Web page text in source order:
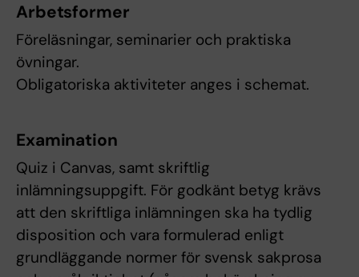
Arbetsformer
Föreläsningar, seminarier och praktiska
övningar.
Obligatoriska aktiviteter anges i schemat.
Examination
Quiz i Canvas, samt skriftlig
inlämningsuppgift. För godkänt betyg krävs
att den skriftliga inlämningen ska ha tydlig
disposition och vara formulerad enligt
grundläggande normer för svensk sakprosa